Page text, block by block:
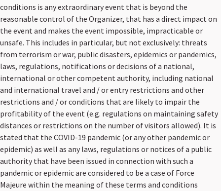
conditions is any extraordinary event that is beyond the
reasonable control of the Organizer, that has a direct impact on
the event and makes the event impossible, impracticable or
unsafe. This includes in particular, but not exclusively: threats
from terrorism or war, public disasters, epidemics or pandemics,
laws, regulations, notifications or decisions of a national,
international or other competent authority, including national
and international travel and / or entry restrictions and other
restrictions and / or conditions that are likely to impair the
profitability of the event (e.g. regulations on maintaining safety
distances or restrictions on the number of visitors allowed). It is
stated that the COVID-19 pandemic (or any other pandemic or
epidemic) as well as any laws, regulations or notices of a public
authority that have been issued in connection with such a
pandemic or epidemic are considered to be a case of Force
Majeure within the meaning of these terms and conditions